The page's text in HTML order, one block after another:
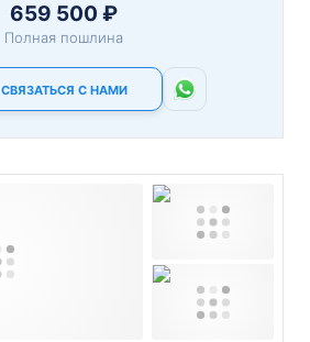
659 500 ₽
Полная пошлина
СВЯЗАТЬСЯ С НАМИ